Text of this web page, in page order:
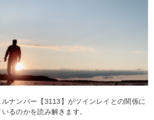
ナンバー【3113】がツインレイとの関係に
るのかを読み解きます。